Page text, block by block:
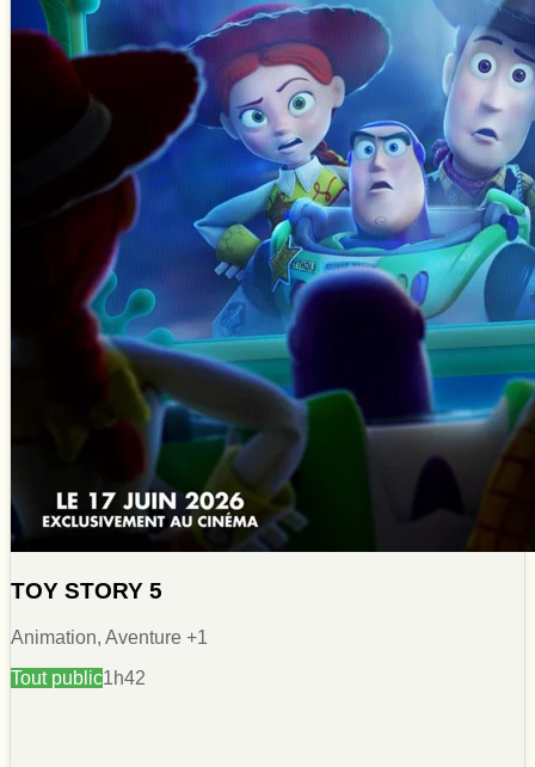
TOY STORY 5
Animation, Aventure +1
Tout public1h42